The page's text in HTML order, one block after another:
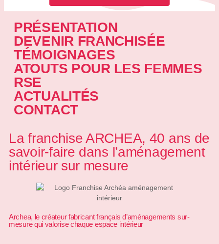
PRÉSENTATION
DEVENIR FRANCHISÉE
TÉMOIGNAGES
ATOUTS POUR LES FEMMES
RSE
ACTUALITÉS
CONTACT
La franchise ARCHEA, 40 ans de
savoir-faire dans l’aménagement
intérieur sur mesure
Archea, le créateur fabricant français d’aménagements sur-
mesure qui valorise chaque espace intérieur